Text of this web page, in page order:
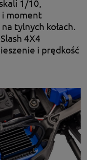
1/10,
i moment
tylnych kołach.
4X4
i prędkość